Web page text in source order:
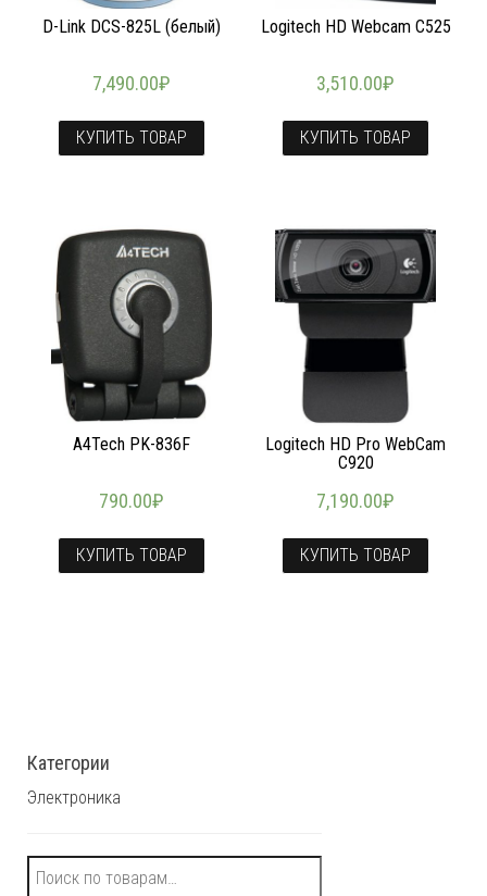
D-Link DCS-825L (белый)
7,490.00₽
КУПИТЬ ТОВАР
Logitech HD Webcam C525
3,510.00₽
КУПИТЬ ТОВАР
A4Tech PK-836F
790.00₽
КУПИТЬ ТОВАР
Logitech HD Pro WebCam
C920
7,190.00₽
КУПИТЬ ТОВАР
Категории
Электроника
Искать: